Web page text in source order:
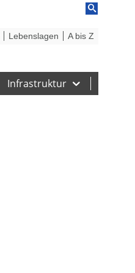
Infrastruktur
Lebenslagen A bis Z